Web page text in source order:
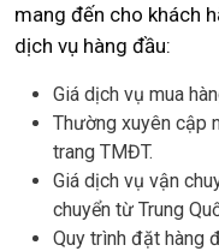
mang đến cho khách
dịch vụ hàng đầu:
Giá dịch vụ mua
Thường xuyên cập
trang TMĐT.
Giá dịch vụ vận
chuyển từ Trung
Quy trình đặt hàng